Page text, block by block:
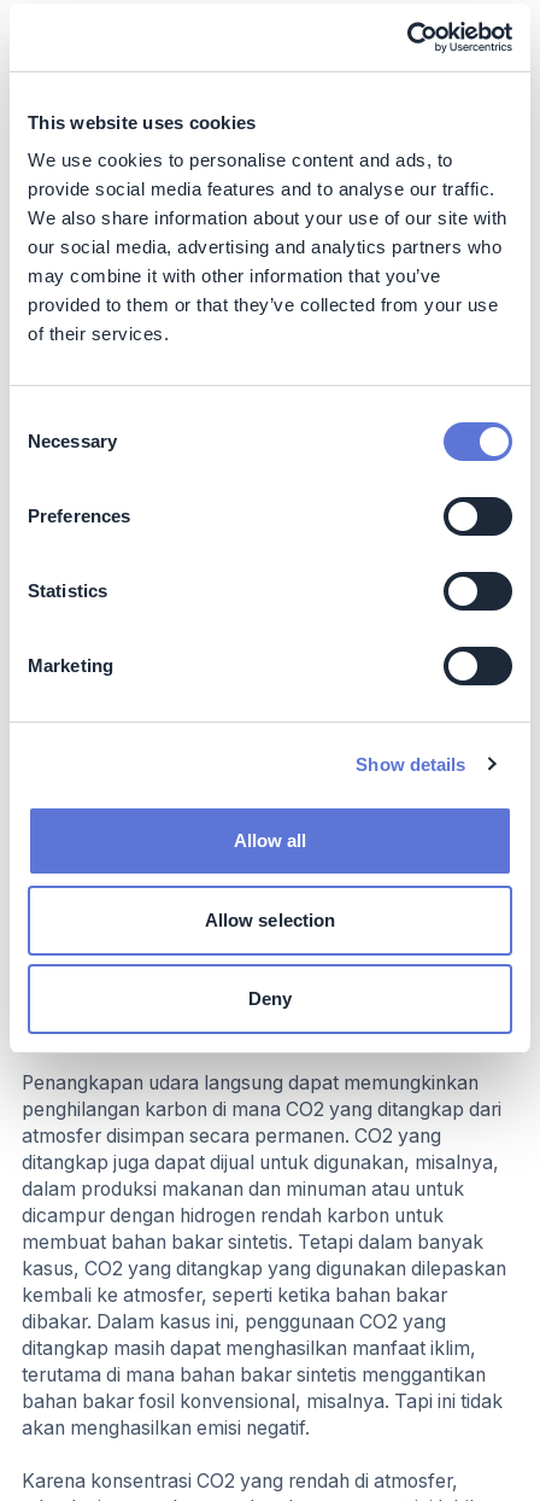
This website uses cookies
We use cookies to personalise content and ads, to
provide social media features and to analyse our traffic.
We also share information about your use of our site with
our social media, advertising and analytics partners who
may combine it with other information that you’ve
provided to them or that they’ve collected from your use
of their services.
Selection
Necessary
Preferences
Statistics
Marketing
Show details
Allow all
Allow selection
Deny
permanen CO2 dari proses di mana biomassa dibakar
untuk menghasilkan energi. Ini dapat mencakup
pembangkit listrik yang menggunakan biomassa (atau
campuran biomassa dan bahan bakar fosil); pabrik pulp
untuk produksi kertas; tungku kapur untuk produksi
semen; dan kilang yang memproduksi biofuel melalui
fermentasi (etanol) atau gasifikasi (biogas) biomassa.
BECCS memungkinkan penghilangan karbon karena
ditangkap dan disuntikkan ke dalam formasi geologi
yang dalam, menghilangkannya dari siklus karbon
BECCS adalah salah satu opsi penghilangan karbon
beroperasi di seluruh dunia saat ini, menangkap CO2
dari proses industri (misalnya, produksi etanol) dan
kasus, BECCS dapat menawarkan peluang yang relatif
per ton CO2. Pada saat yang sama, BECCS menghadapi
mengangkut dan menyimpan CO2, yang kurang di
sebagian besar wilayah di dunia.
Mengadopsi teknologi BECCS
lebih lanjut tentang teknologi BECCS dalam konteks
Penangkapan udara langsung
Penangkapan udara langsung dapat memungkinkan
penghilangan karbon di mana CO2 yang ditangkap dari
atmosfer disimpan secara permanen. CO2 yang
ditangkap juga dapat dijual untuk digunakan, misalnya,
dalam produksi makanan dan minuman atau untuk
dicampur dengan hidrogen rendah karbon untuk
membuat bahan bakar sintetis. Tetapi dalam banyak
kasus, CO2 yang ditangkap yang digunakan dilepaskan
kembali ke atmosfer, seperti ketika bahan bakar
dibakar. Dalam kasus ini, penggunaan CO2 yang
ditangkap masih dapat menghasilkan manfaat iklim,
terutama di mana bahan bakar sintetis menggantikan
bahan bakar fosil konvensional, misalnya. Tapi ini tidak
akan menghasilkan emisi negatif.
Karena konsentrasi CO2 yang rendah di atmosfer,